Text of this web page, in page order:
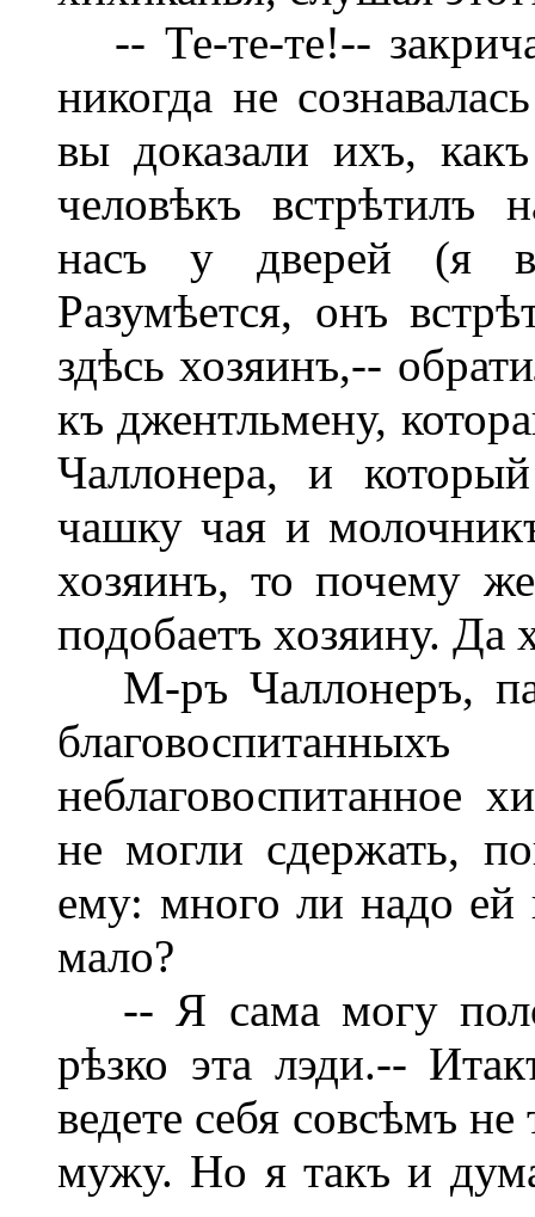
-- Те-те-те!--
никогда не
вы доказали ихъ,
человѣкъ встрѣтилъ
насъ у дверей (я
Разумѣется, онъ
здѣсь хозяинъ,--
къ джентльмену,
Чаллонера, и
чашку чая и
хозяинъ, то почему
подобаетъ хозяину. Да
М-ръ Чаллонеръ,
неблаговоспитанное
не могли сдержать,
ему: много ли надо ей
мало?
-- Я сама могу
рѣзко эта лэди.--
ведете себя совсѣмъ не
мужу. Но я такъ и